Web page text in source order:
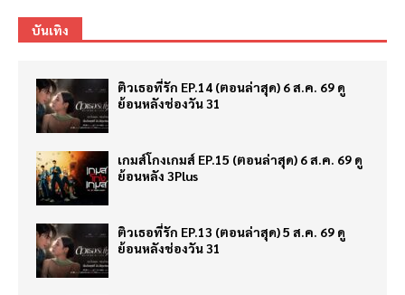
บันเทิง
ติวเธอที่รัก EP.14 (ตอนล่าสุด) 6 ส.ค. 69 ดู
ย้อนหลังช่องวัน 31
เกมส์โกงเกมส์ EP.15 (ตอนล่าสุด) 6 ส.ค. 69 ดู
ย้อนหลัง 3Plus
ติวเธอที่รัก EP.13 (ตอนล่าสุด) 5 ส.ค. 69 ดู
ย้อนหลังช่องวัน 31